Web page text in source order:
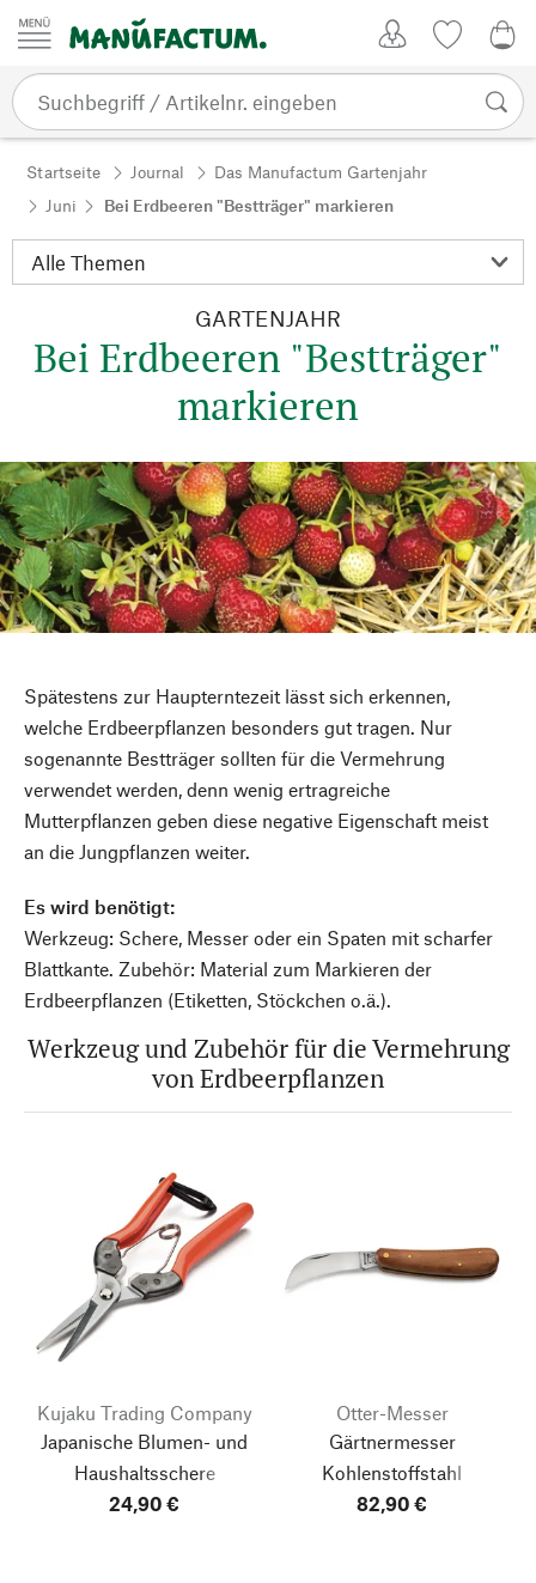
Zum Inhalt springen
Startseite Journal
Das Manufactum Gartenjahr
Juni
Bei Erdbeeren "Bestträger" markieren
GARTENJAHR
Bei Erdbeeren "Bestträger"
markieren
Spätestens zur Haupterntezeit lässt sich erkennen,
welche Erdbeerpflanzen besonders gut tragen. Nur
sogenannte Bestträger sollten für die Vermehrung
verwendet werden, denn wenig ertragreiche
Mutterpflanzen geben diese negative Eigenschaft meist
an die Jungpflanzen weiter.
Es wird benötigt:
Werkzeug: Schere, Messer oder ein Spaten mit scharfer
Blattkante. Zubehör: Material zum Markieren der
Erdbeerpflanzen (Etiketten, Stöckchen o.ä.).
Werkzeug und Zubehör für die Vermehrung
von Erdbeerpflanzen
Kujaku Trading Company
Japanische Blumen- und
Haushaltsschere
24,90 €
Otter-Messer
Gärtnermesser
Kohlenstoffstahl
82,90 €